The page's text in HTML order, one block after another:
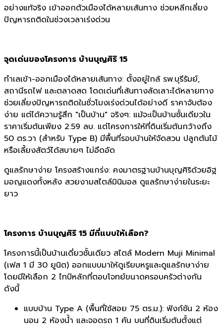
อย่างแท้จริง เข้าออกตัวเมืองได้หลายเส้นทาง ช่วยหลีกเลี่ยง
ปัญหารถติดในช่วงเวลาเร่งด่วน
จุดเด่นของโครงการ บ้านบุญศิริ 15
ทำเลเข้า-ออกเมืองได้หลายเส้นทาง: ตั้งอยู่ใกล้ รพ.บุรีรัมย์,
สถานีรถไฟ และตลาดสด โดดเด่นที่เส้นทางลัดเลาะได้หลายทาง
ช่วยเลี่ยงปัญหารถติดในชั่วโมงเร่งด่วนได้อย่างดี ราคาจับต้อง
ง่าย แต่ได้ความรู้สึก "เป็นบ้าน" จริงๆ: แม้จะเป็นบ้านชั้นเดียวใน
ราคาเริ่มต้นเพียง 2.59 ลบ. แต่โครงการให้ที่ดินเริ่มต้นกว้างถึง
50 ตร.วา (สำหรับ Type B) มีพื้นที่รอบบ้านให้จัดสวน ปลูกต้นไม้
หรือเลี้ยงสัตว์ได้สบายๆ ไม่อึดอัด
ดูแลรักษาง่าย โครงสร้างแกร่ง: คงมาตรฐานบ้านบุญศิริด้วยอิฐ
มอญแดงทั้งหลัง สวยงามสไตล์มินิมอล ดูแลรักษาง่ายในระยะ
ยาว
โครงการ บ้านบุญศิริ 15 มีกี่แบบให้เลือก?
โครงการนี้เป็นบ้านเดี่ยวชั้นเดียว สไตล์ Modern Muji Minimal
(เฟส 1 มี 30 ยูนิต) ออกแบบมาให้ดูเรียบหรูและดูแลรักษาง่าย
โดยมีให้เลือก 2 ไทป์หลักที่ตอบโจทย์ขนาดครอบครัวต่างกัน
ดังนี้
แบบบ้าน Type A (พื้นที่ใช้สอย 75 ตร.ม.): ฟังก์ชัน 2 ห้อง
นอน 2 ห้องน้ำ และจอดรถ 1 คัน บนที่ดินเริ่มต้นตั้งแต่